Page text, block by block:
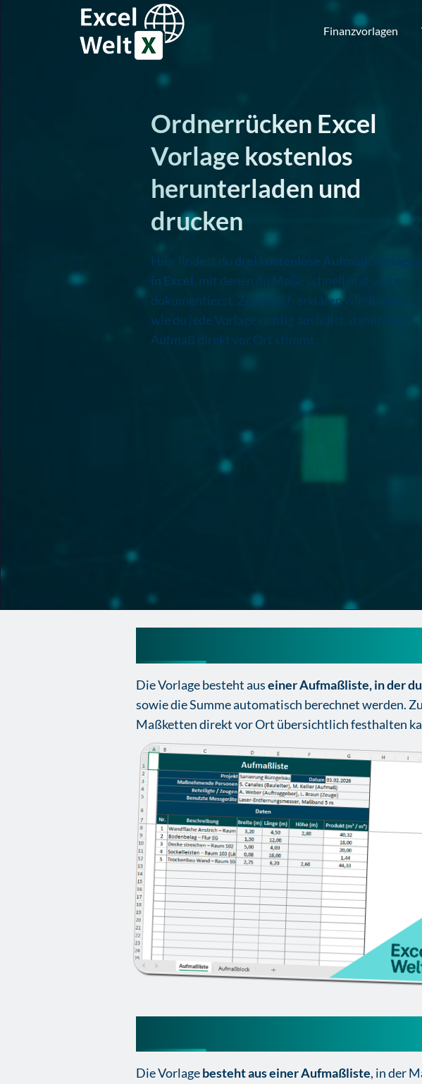
Finanzvorlagen
Excel Welt
Ordnerrücken Excel
Vorlage kostenlos
herunterladen und
drucken
Hier findest du drei kostenlose Aufmaß-Vorlagen
in Excel, mit denen du Maße schnell und sauber
dokumentierst. Zusätzlich erklären wir dir kurz,
wie du jede Vorlage richtig ausfüllst, damit dein
Aufmaß direkt vor Ort stimmt.
Die Vorlage besteht auseiner Aufmaßliste, in der
sowie die Summe automatisch berechnet werden.
Maßketten direkt vor Ort übersichtlich festhalten
Die Vorlagebesteht aus einer Aufmaßliste, in der